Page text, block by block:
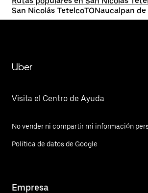
San Nicolás TetelcoTONaucalpan de
Uber
Visita el Centro de Ayuda
No vender ni compartir mi información
Política de datos de Google
Empresa